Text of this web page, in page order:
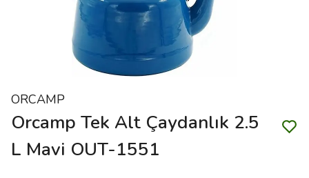
ORCAMP
Orcamp Tek Alt Çaydanlık 2.5
L Mavi OUT-1551